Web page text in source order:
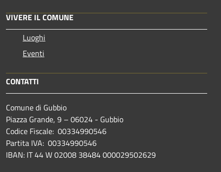
VIVERE IL COMUNE
Luoghi
Eventi
CONTATTI
Comune di Gubbio
Piazza Grande, 9 – 06024 - Gubbio
Codice Fiscale: 00334990546
Partita IVA: 00334990546
IBAN: IT 44 W 02008 38484 000029502629